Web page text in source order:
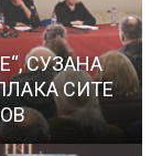
СУЗАНА
СИТЕ